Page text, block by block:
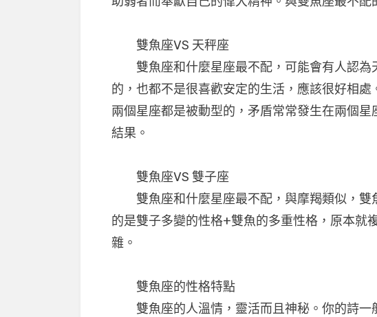
雙魚座VS 天秤座
雙魚座和什麼星座最不配，可能會有人認為
的，也都不是很喜歡安定的生活，應該很好相
兩個星座都是被動型的，矛盾常常發生在兩個
結果。
雙魚座VS 雙子座
雙魚座和什麼星座最不配，與摩羯類似，雙
的是雙子多變的性格+雙魚的多重性格，原本就
雜。
雙魚座的性格特點
雙魚座的人溫情，靈活而且神秘。你的詩一